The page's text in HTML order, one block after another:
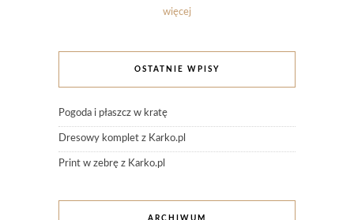
więcej
OSTATNIE WPISY
Pogoda i płaszcz w kratę
Dresowy komplet z Karko.pl
Print w zebrę z Karko.pl
ARCHIWUM